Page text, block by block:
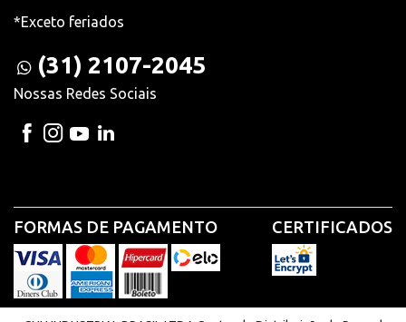
*Exceto feriados
(31) 2107-2045
Nossas Redes Sociais
FORMAS DE PAGAMENTO CERTIFICADOS